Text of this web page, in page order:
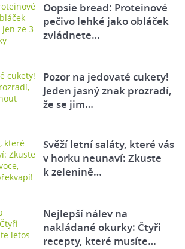
Oopsie bread: Proteinové
pečivo lehké jako obláček
zvládnete…
Pozor na jedovaté cukety!
Jeden jasný znak prozradí,
že se jim…
Svěží letní saláty, které vás
v horku neunaví: Zkuste
k zelenině…
Nejlepší nálev na
nakládané okurky: Čtyři
recepty, které musíte…